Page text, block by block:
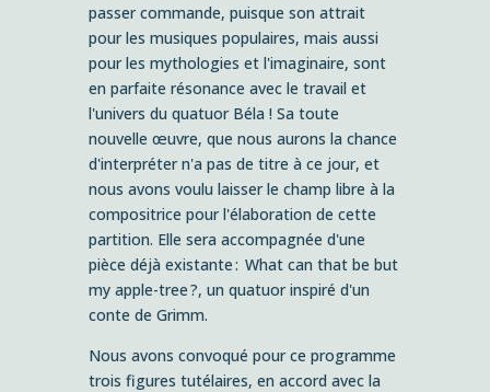
passer commande, puisque son attrait
pour les musiques populaires, mais aussi
pour les mythologies et l'imaginaire, sont
en parfaite résonance avec le travail et
l'univers du quatuor Béla ! Sa toute
nouvelle œuvre, que nous aurons la chance
d'interpréter n'a pas de titre à ce jour, et
nous avons voulu laisser le champ libre à la
compositrice pour l'élaboration de cette
partition. Elle sera accompagnée d'une
pièce déjà existante : What can that be but
my apple-tree ?, un quatuor inspiré d'un
conte de Grimm.
Nous avons convoqué pour ce programme
trois figures tutélaires, en accord avec la